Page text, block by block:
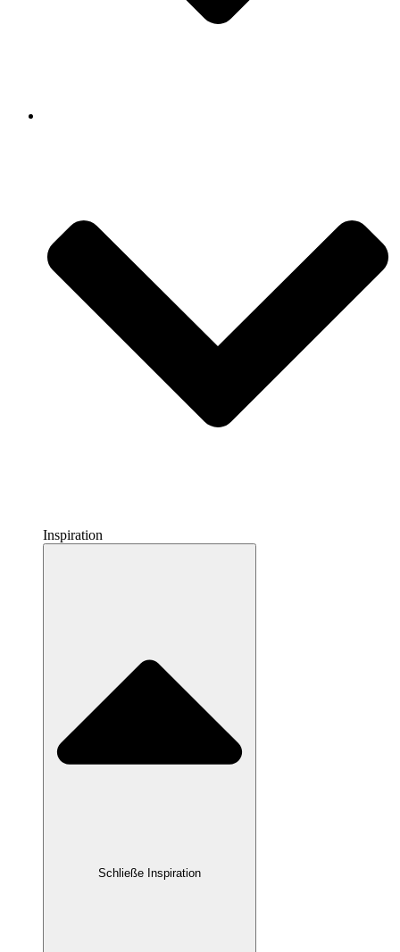
Inspiration
Schließe Inspiration